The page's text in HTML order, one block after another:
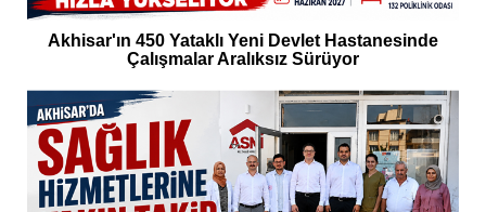
Akhisar'ın 450 Yataklı Yeni Devlet Hastanesinde
Çalışmalar Aralıksız Sürüyor